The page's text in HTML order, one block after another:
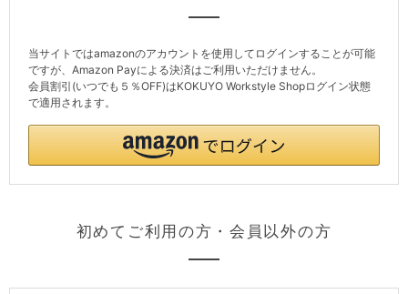
初めてご利用の方・会員以外の方